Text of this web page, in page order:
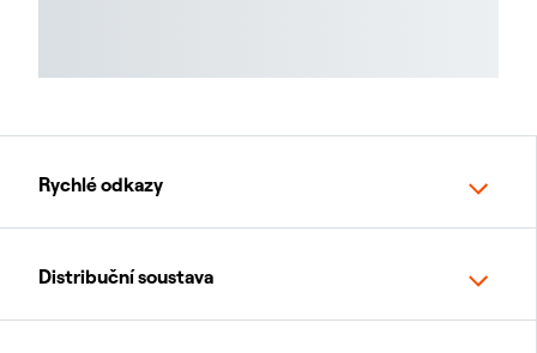
Rychlé odkazy
Distribuční soustava